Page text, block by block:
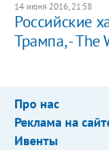
14 июня 2016, 21:58
Российские
Трампа, - The
Про нас
Реклама на
Ивенты